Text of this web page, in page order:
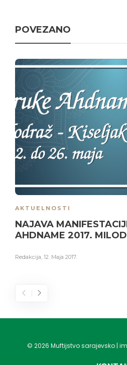
POVEZANO
AKTUELNOSTI
NAJAVA
AHDNAME 2017.
Redakcija, 12. Maja 2017.
© 2026 Muftijstvo sarajevsko |